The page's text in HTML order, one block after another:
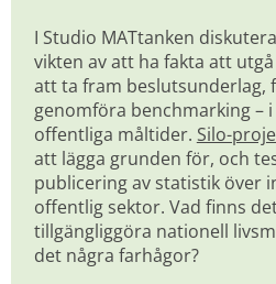
I Studio MATtanken
vikten av att ha fakta att
att ta fram beslutsunderlag,
genomföra benchmarking –
offentliga måltider. Silo-
att lägga grunden för, och
publicering av statistik över
offentlig sektor. Vad finns
tillgängliggöra nationell
det några farhågor?